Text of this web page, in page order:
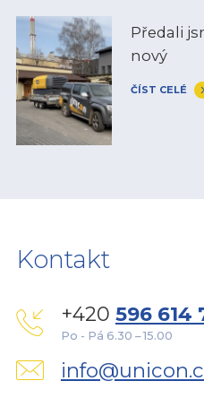
Předali
nový
ČÍST CELÉ
Kontakt
+420 596 614
Po - Pá 6.30 – 15.00